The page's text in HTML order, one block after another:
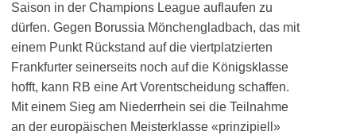
Saison in der Champions League auflaufen zu
dürfen. Gegen Borussia Mönchengladbach, das mit
einem Punkt Rückstand auf die viertplatzierten
Frankfurter seinerseits noch auf die Königsklasse
hofft, kann RB eine Art Vorentscheidung schaffen.
Mit einem Sieg am Niederrhein sei die Teilnahme
an der europäischen Meisterklasse «prinzipiell»